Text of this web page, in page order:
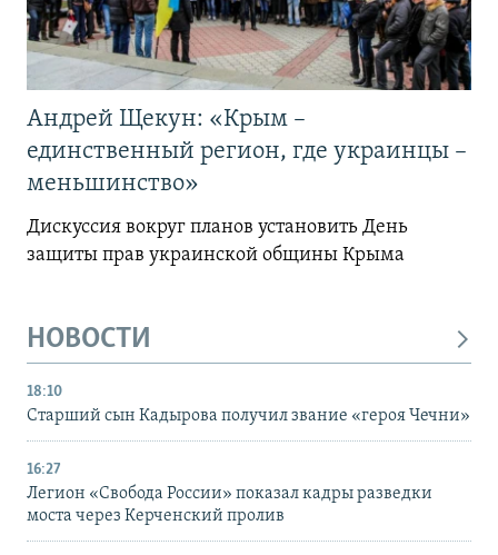
Андрей Щекун: «Крым –
единственный регион, где украинцы –
меньшинство»
Дискуссия вокруг планов установить День
защиты прав украинской общины Крыма
НОВОСТИ
18:10
Старший сын Кадырова получил звание «героя Чечни»
16:27
Легион «Свобода России» показал кадры разведки
моста через Керченский пролив